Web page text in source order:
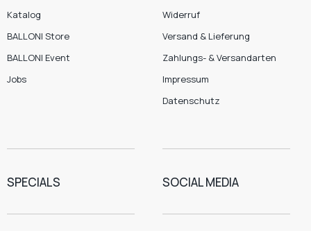
Katalog
BALLONI Store
BALLONI Event
Jobs
Widerruf
Versand & Lieferung
Zahlungs- & Versandarten
Impressum
Datenschutz
SPECIALS SOCIAL MEDIA